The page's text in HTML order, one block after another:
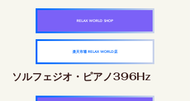
RELAX WORLD SHOP
楽天市場 RELAX WORLD店
ソルフェジオ・ピアノ396Hz